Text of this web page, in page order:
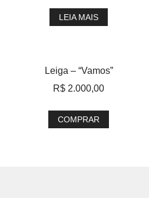
LEIA MAIS
Leiga – “Vamos”
R$ 2.000,00
COMPRAR